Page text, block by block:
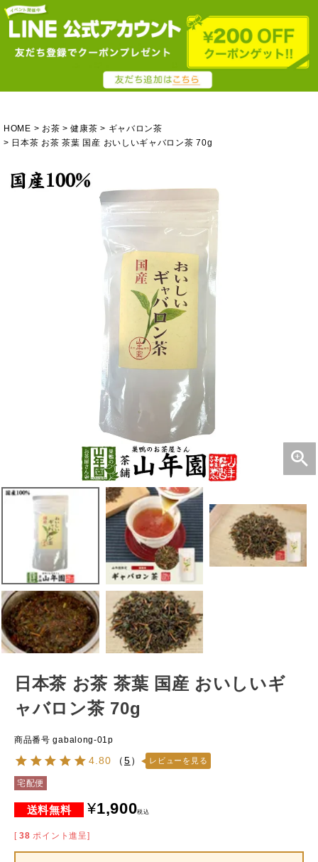
HOME お茶 健康茶
ギャバロン茶
日本茶 お茶 茶葉 国産 おいしいギャバロン茶 70g
日本茶 お茶 茶葉 国産 おいしいギ
ャバロン茶 70g
商品番号 gabalong-01p
4.80 （5） レビューを見る
宅配便
¥1,900税込
[ 38 ポイント進呈]